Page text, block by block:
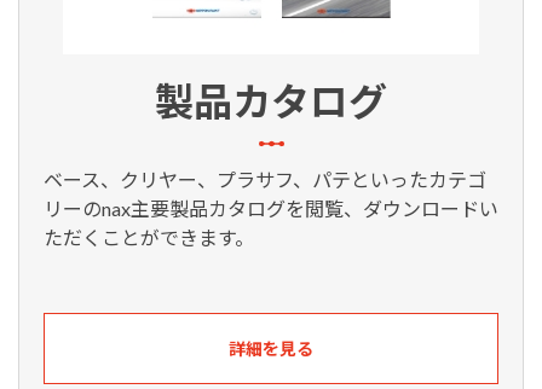
製品カタログ
ベース、クリヤー、プラサフ、パテといったカテゴ
リーのnax主要製品カタログを閲覧、ダウンロードい
ただくことができます。
詳細を見る